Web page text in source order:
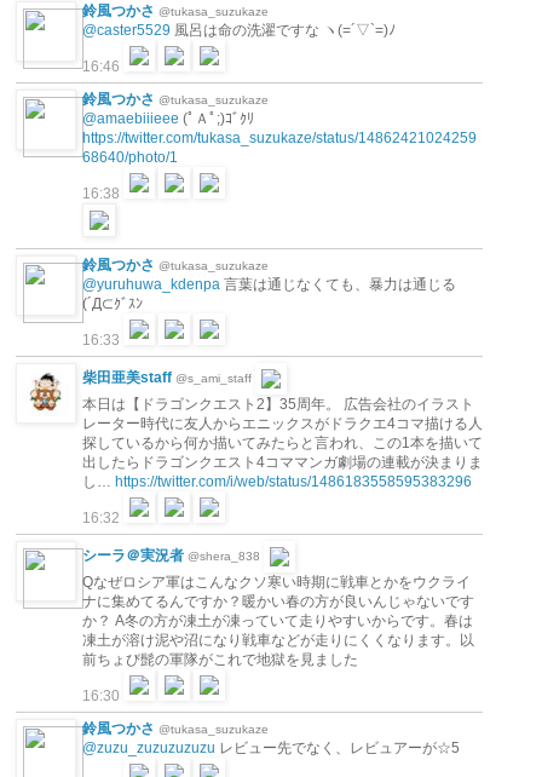
鈴風つかさ @tukasa_suzukaze
@caster5529 風呂は命の洗濯ですな ヽ(=´▽`=)ﾉ
16:46
鈴風つかさ @tukasa_suzukaze
@amaebiiieee (ﾟＡﾟ;)ｺﾞｸﾘ
https://twitter.com/tukasa_suzukaze/status/14862421024259
68640/photo/1
16:38
鈴風つかさ @tukasa_suzukaze
@yuruhuwa_kdenpa 言葉は通じなくても、暴力は通じる
(´Д⊂ｸﾞｽﾝ
16:33
柴田亜美staff @s_ami_staff
本日は【ドラゴンクエスト2】35周年。 広告会社のイラスト
レーター時代に友人からエニックスがドラクエ4コマ描ける人
探しているから何か描いてみたらと言われ、この1本を描いて
出したらドラゴンクエスト4コママンガ劇場の連載が決まりま
し… https://twitter.com/i/web/status/1486183558595383296
16:32
シーラ＠実況者 @shera_838
Qなぜロシア軍はこんなクソ寒い時期に戦車とかをウクライ
ナに集めてるんですか？暖かい春の方が良いんじゃないです
か？ A冬の方が凍土が凍っていて走りやすいからです。春は
凍土が溶け泥や沼になり戦車などが走りにくくなります。以
前ちょび髭の軍隊がこれで地獄を見ました
16:30
鈴風つかさ @tukasa_suzukaze
@zuzu_zuzuzuzuzu レビュー先でなく、レビュアーが☆5